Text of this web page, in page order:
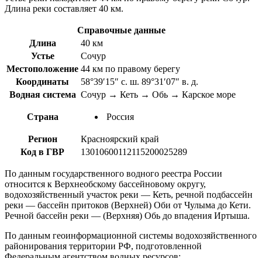
Длина реки составляет 40 км.
Справочные данные
Длина
40 км
Устье
Сочур
Местоположение 44 км по правому берегу
Координаты
58°39′15″ с. ш. 89°31′07″ в. д.
Водная система Сочур → Кеть → Обь → Карское море
Страна Россия
Регион
Красноярский край
Код в ГВР
13010600112115200025289
По данным государственного водного реестра России
относится к Верхнеобскому бассейновому округу,
водохозяйственный участок реки — Кеть, речной подбассейн
реки — бассейн притоков (Верхней) Оби от Чулыма до Кети.
Речной бассейн реки — (Верхняя) Обь до впадения Иртыша.
По данным геоинформационной системы водохозяйственного
районирования территории РФ, подготовленной